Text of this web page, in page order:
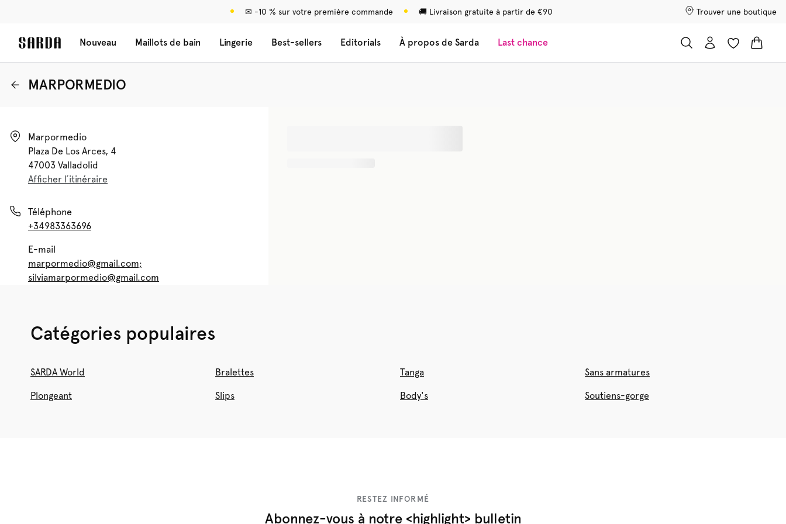
✉ -10 % sur votre première commande 🚚 Livraison gratuite à partir de €90 Trouver une boutique
Nouveau Maillots de bain Lingerie Best-sellers Editorials À propos de Sarda Last chance
MARPORMEDIO
Marpormedio
Plaza De Los Arces, 4
47003 Valladolid
Afficher l’itinéraire
Téléphone
+34983363696
E-mail
marpormedio@gmail.com;
silviamarpormedio@gmail.com
Catégories populaires
SARDA World Bralettes Tanga Sans armatures
Plongeant Slips Body's Soutiens-gorge
RESTEZ INFORMÉ
Abonnez-vous à notre <highlight> bulletin